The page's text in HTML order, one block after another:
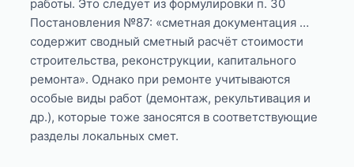
работы. Это следует из формулировки п. 30
Постановления №87: «сметная документация …
содержит сводный сметный расчёт стоимости
строительства, реконструкции, капитального
ремонта». Однако при ремонте учитываются
особые виды работ (демонтаж, рекультивация и
др.), которые тоже заносятся в соответствующие
разделы локальных смет.